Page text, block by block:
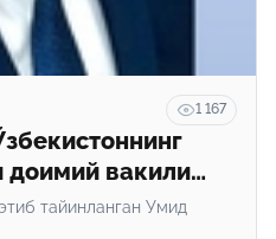
1 167
вакили
тайинланган Умид